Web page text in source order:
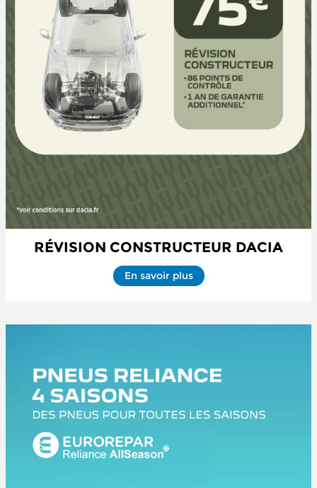
RÉVISION CONSTRUCTEUR DACIA
En savoir plus